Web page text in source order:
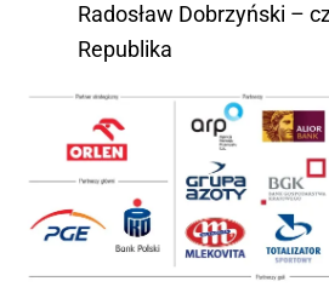
Radosław Dobrzyński –
Republika